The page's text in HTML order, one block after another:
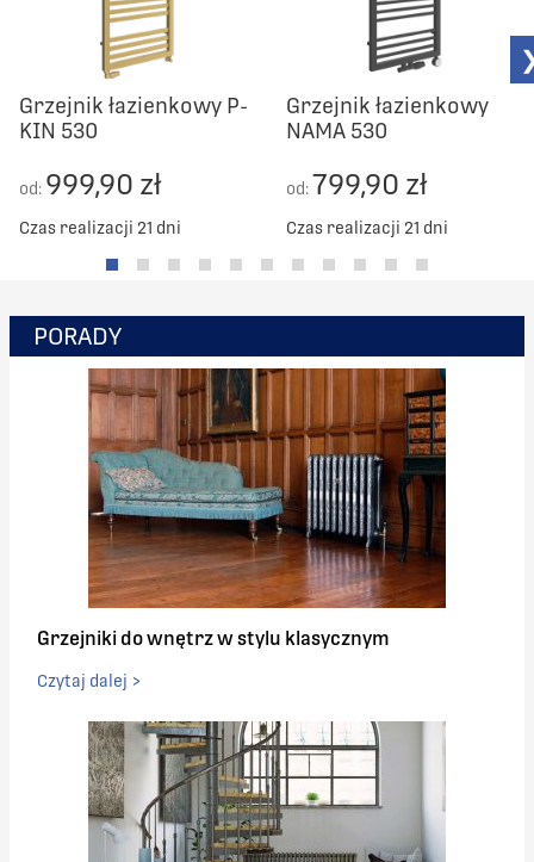
Grzejnik łazienkowy P-
KIN 530
od: 999,90 zł
Czas realizacji 21 dni
Grzejnik łazienkowy
NAMA 530
od:799,90 zł
Czas realizacji 21 dni
PORADY
Grzejniki do wnętrz w stylu klasycznym
Czytaj dalej >